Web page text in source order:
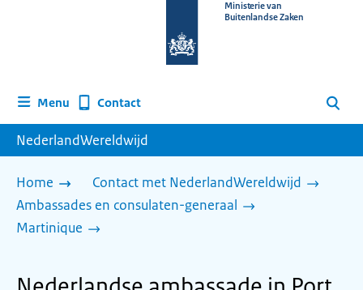
homepage
Ministerie van
Buitenlandse Zaken
Menu Contact Zoeken
NederlandWereldwijd
Home
Contact met NederlandWereldwijd
Ambassades en consulaten-generaal
Martinique